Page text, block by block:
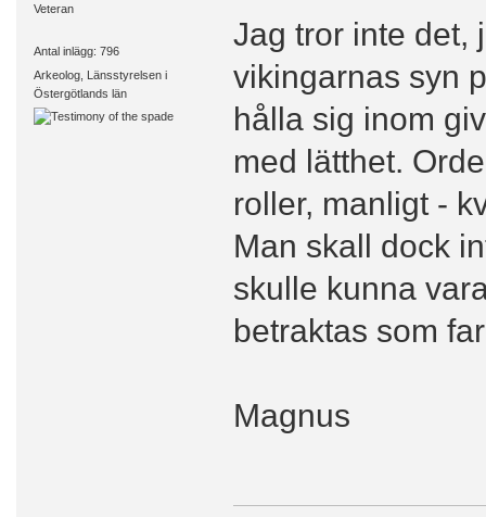
Veteran
Antal inlägg: 796
Arkeolog, Länsstyrelsen i
Östergötlands län
Jag tror inte det,
vikingarnas syn
hålla sig inom
med lätthet.
roller, manligt -
Man skall dock
skulle kunna
betraktas som
Magnus